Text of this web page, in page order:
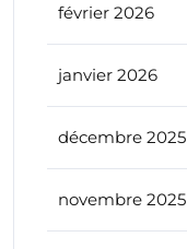
février 2026
janvier 2026
décembre 2025
novembre 2025